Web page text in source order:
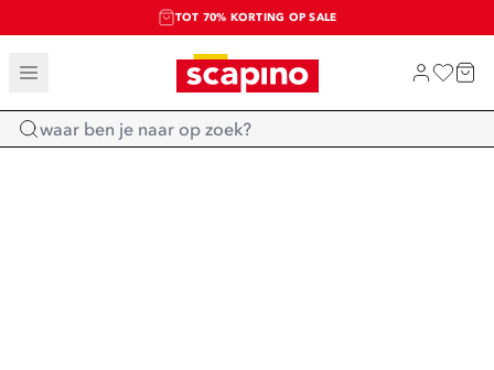
TOT 70% KORTING OP SALE
SALE: LAATSTE KANS!
SHOP NIEUW
Home